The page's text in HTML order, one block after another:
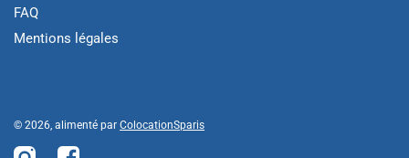
FAQ
Mentions légales
© 2026, alimenté par ColocationSparis